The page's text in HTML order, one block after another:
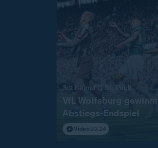
3:1 beim FC St. Pauli
VfL Wolfsburg gewinnt
Abstiegs-Endspiel
Video 10:24